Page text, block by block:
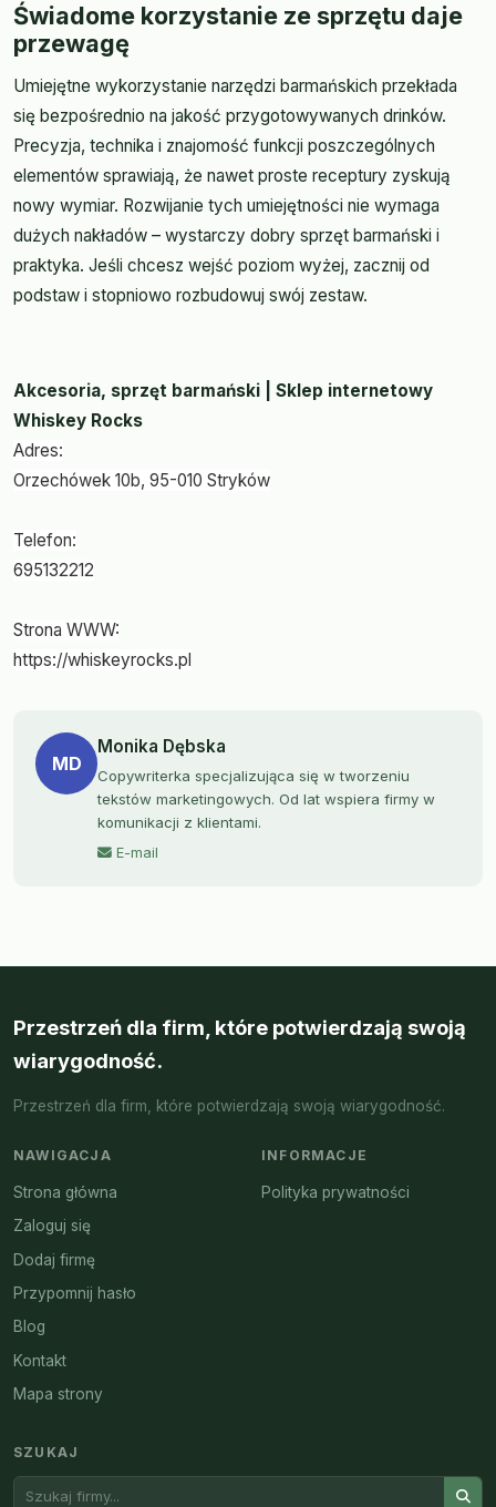
Świadome korzystanie ze sprzętu daje
przewagę
Umiejętne wykorzystanie narzędzi barmańskich przekłada
się bezpośrednio na jakość przygotowywanych drinków.
Precyzja, technika i znajomość funkcji poszczególnych
elementów sprawiają, że nawet proste receptury zyskują
nowy wymiar. Rozwijanie tych umiejętności nie wymaga
dużych nakładów – wystarczy dobry sprzęt barmański i
praktyka. Jeśli chcesz wejść poziom wyżej, zacznij od
podstaw i stopniowo rozbudowuj swój zestaw.
Akcesoria, sprzęt barmański | Sklep internetowy
Whiskey Rocks
Adres:
Orzechówek 10b, 95-010 Stryków
Telefon:
695132212
Strona WWW:
https://whiskeyrocks.pl
MD
Monika Dębska
Copywriterka specjalizująca się w tworzeniu
tekstów marketingowych. Od lat wspiera firmy w
komunikacji z klientami.
E-mail
Przestrzeń dla firm, które potwierdzają swoją
wiarygodność.
Przestrzeń dla firm, które potwierdzają swoją wiarygodność.
NAWIGACJA
Strona główna
Zaloguj się
Dodaj firmę
Przypomnij hasło
Blog
Kontakt
Mapa strony
INFORMACJE
Polityka prywatności
SZUKAJ